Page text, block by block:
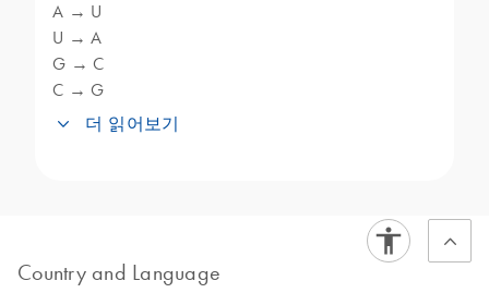
A → U
U → A
G → C
C → G
더 읽어보기
상보를 얻는 데 주로 사용됩니다. 역상보는
원래의 염기서열을 역전하고 각 뉴클레오티
드를 상보성 염기로 대체하여 형성된 염기서
Country and Language